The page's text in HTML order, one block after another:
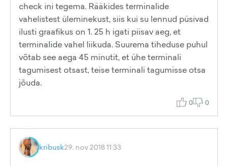
check ini tegema. Rääkides terminalide
vahelistest üleminekust, siis kui su lennud püsivad
ilusti graafikus on 1. 25 h igati piisav aeg, et
terminalide vahel liikuda. Suurema tiheduse puhul
võtab see aega 45 minutit, et ühe terminali
tagumisest otsast, teise terminali tagumisse otsa
jõuda.
0 0
kribusk29. nov 2018 11:33